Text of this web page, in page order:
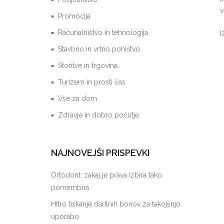
Promocija
Računalništvo in tehnologija
Stavbno in vrtno pohištvo
Storitve in trgovina
Turizem in prosti čas
Vse za dom
Zdravje in dobro počutje
NAJNOVEJŠI PRISPEVKI
Ortodont: zakaj je prava izbira tako
pomembna
Hitro tiskanje darilnih bonov za takojšnjo
uporabo